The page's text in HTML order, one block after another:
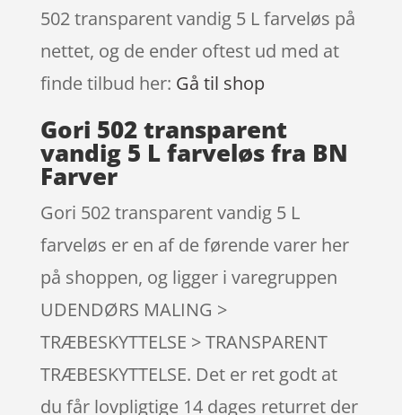
502 transparent vandig 5 L farveløs på
nettet, og de ender oftest ud med at
finde tilbud her: Gå til shop
Gori 502 transparent
vandig 5 L farveløs fra BN
Farver
Gori 502 transparent vandig 5 L
farveløs er en af de førende varer her
på shoppen, og ligger i varegruppen
UDENDØRS MALING >
TRÆBESKYTTELSE > TRANSPARENT
TRÆBESKYTTELSE. Det er ret godt at
du får lovpligtige 14 dages returret der